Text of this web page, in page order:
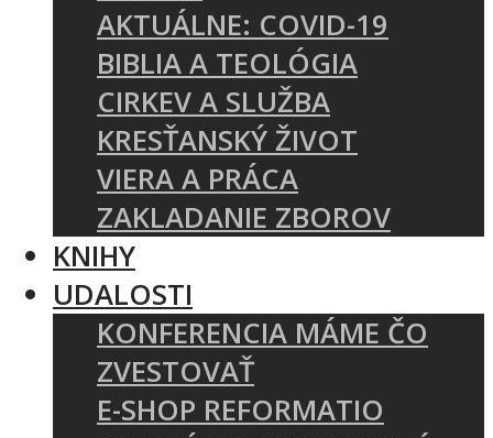
AKTUÁLNE: COVID-19
BIBLIA A TEOLÓGIA
CIRKEV A SLUŽBA
KRESŤANSKÝ ŽIVOT
VIERA A PRÁCA
ZAKLADANIE ZBOROV
KNIHY
UDALOSTI
KONFERENCIA MÁME ČO
ZVESTOVAŤ
E-SHOP REFORMATIO